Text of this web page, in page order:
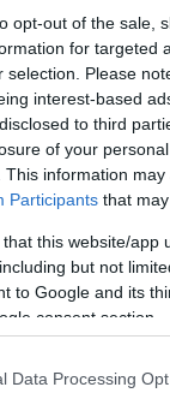
opt-out of the sale,
for targeted
selection. Please
interest-based
to third
of your
This information
Participants that
that this website/
but not
to Google and its
consent section.
Data Processing
αρχές μόλις
από τον
στην